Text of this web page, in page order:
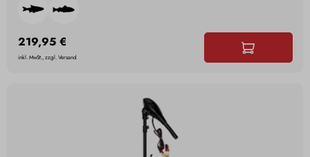
219,95 €
inkl. MwSt., zzgl. Versand